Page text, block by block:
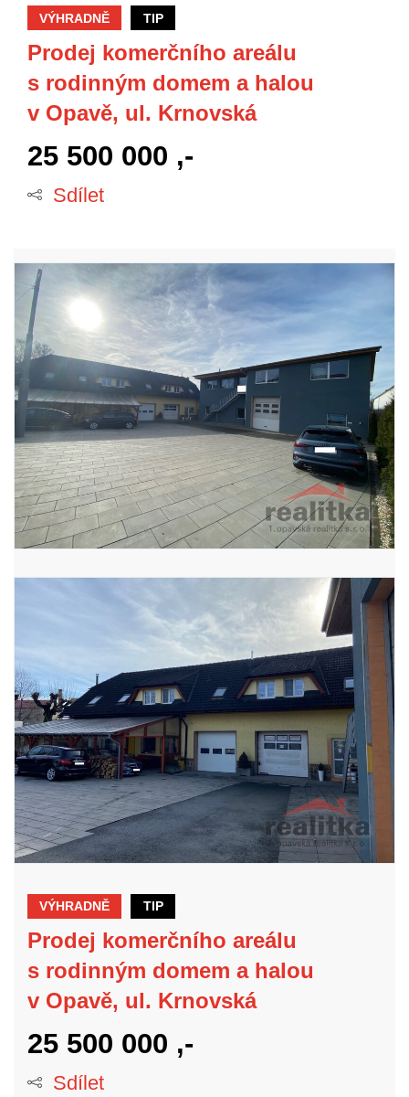
VÝHRADNĚ TIP
Prodej komerčního areálu
s rodinným domem a halou
v Opavě, ul. Krnovská
25 500 000 ,-
Sdílet
VÝHRADNĚ TIP
Prodej komerčního areálu
s rodinným domem a halou
v Opavě, ul. Krnovská
25 500 000 ,-
Sdílet